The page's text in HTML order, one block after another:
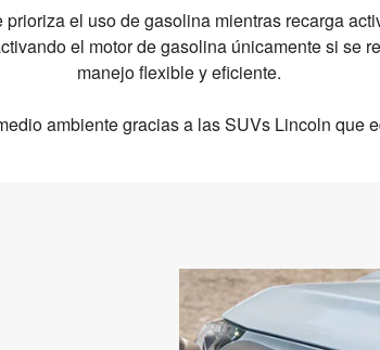
prioriza el uso de gasolina mientras recarga
el motor de gasolina únicamente si se
manejo flexible y eficiente.
ambiente gracias a las SUVs Lincoln que